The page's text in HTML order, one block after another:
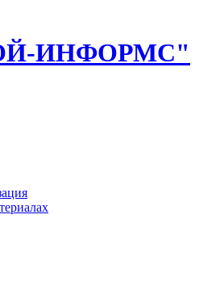
ИНФОРМС"